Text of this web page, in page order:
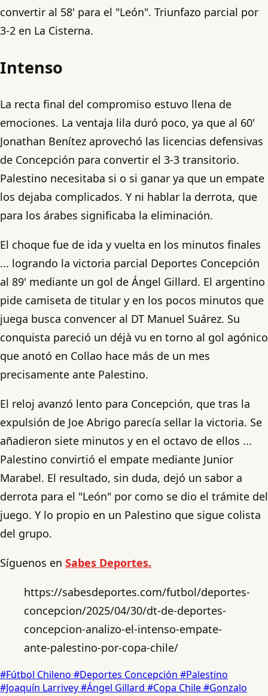
convertir al 58' para el "León". Triunfazo parcial por
3-2 en La Cisterna.
Intenso
La recta final del compromiso estuvo llena de
emociones. La ventaja lila duró poco, ya que al 60'
Jonathan Benítez aprovechó las licencias defensivas
de Concepción para convertir el 3-3 transitorio.
Palestino necesitaba si o si ganar ya que un empate
los dejaba complicados. Y ni hablar la derrota, que
para los árabes significaba la eliminación.
El choque fue de ida y vuelta en los minutos finales
... logrando la victoria parcial Deportes Concepción
al 89' mediante un gol de Ángel Gillard. El argentino
pide camiseta de titular y en los pocos minutos que
juega busca convencer al DT Manuel Suárez. Su
conquista pareció un déjà vu en torno al gol agónico
que anotó en Collao hace más de un mes
precisamente ante Palestino.
El reloj avanzó lento para Concepción, que tras la
expulsión de Joe Abrigo parecía sellar la victoria. Se
añadieron siete minutos y en el octavo de ellos ...
Palestino convirtió el empate mediante Junior
Marabel. El resultado, sin duda, dejó un sabor a
derrota para el "León" por como se dio el trámite del
juego. Y lo propio en un Palestino que sigue colista
del grupo.
Síguenos en Sabes Deportes.
https://sabesdeportes.com/futbol/deportes-
concepcion/2025/04/30/dt-de-deportes-
concepcion-analizo-el-intenso-empate-
ante-palestino-por-copa-chile/
#Fútbol Chileno #Deportes Concepción #Palestino
#Joaquín Larrivey#Ángel Gillard #Copa Chile#Gonzalo